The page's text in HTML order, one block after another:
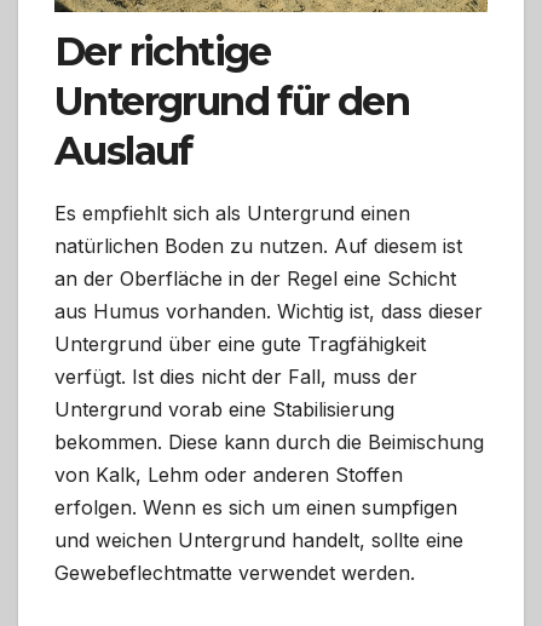
Der richtige
Untergrund für den
Auslauf
Es empfiehlt sich als Untergrund einen
natürlichen Boden zu nutzen. Auf diesem ist
an der Oberfläche in der Regel eine Schicht
aus Humus vorhanden. Wichtig ist, dass dieser
Untergrund über eine gute Tragfähigkeit
verfügt. Ist dies nicht der Fall, muss der
Untergrund vorab eine Stabilisierung
bekommen. Diese kann durch die Beimischung
von Kalk, Lehm oder anderen Stoffen
erfolgen. Wenn es sich um einen sumpfigen
und weichen Untergrund handelt, sollte eine
Gewebeflechtmatte verwendet werden.